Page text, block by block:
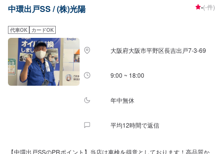
分の位置にございます。
中環出戸SS / (株)光陽 -(-件)
代車OK カードOK
大阪府大阪市平野区長吉出戸7-3-69
9:00 ~ 18:00
年中無休
平均12時間で返信
【中環出戸SSのPRポイント】当店は車検を得意としております！高品質か